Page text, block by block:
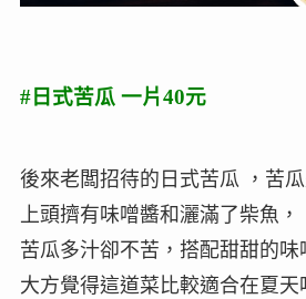
#日式苦瓜 一片40元
後來老闆招待的日式苦瓜 ，苦瓜
上頭擠有味噌醬和灑滿了柴魚，
苦瓜多汁卻不苦，搭配甜甜的味
大方覺得這道菜比較適合在夏天